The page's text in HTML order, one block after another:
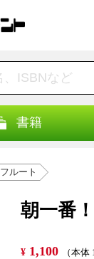
書籍
フルート
朝一番
¥ 1,100 （本体